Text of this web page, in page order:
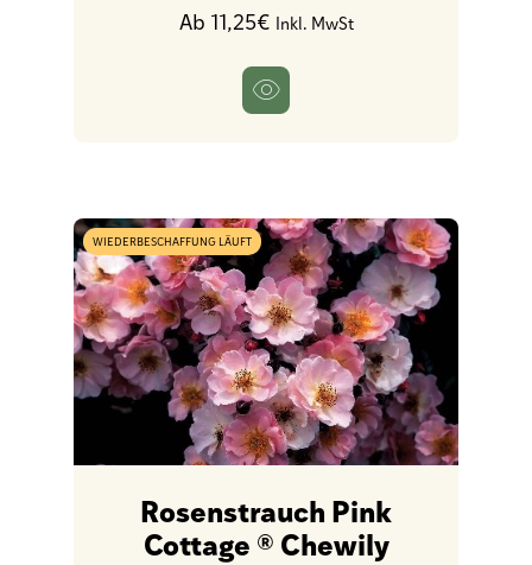
Ab 11,25€ Inkl. MwSt
WIEDERBESCHAFFUNG LÄUFT
Rosenstrauch Pink
Cottage ® Chewily